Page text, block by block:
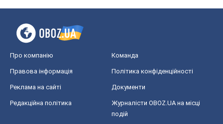
Про компанію Команда
Правова інформація Політика конфіденційності
Реклама на сайті Документи
Редакційна політика
Журналісти OBOZ.UA на місці
подій